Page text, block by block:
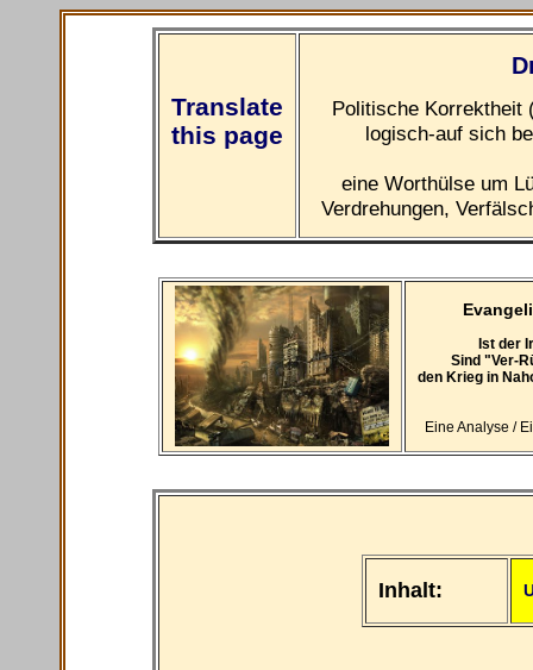
Translate
this page
Politische Korrektheit
logisch-auf sich
eine Worthülse um
Verdrehungen,
Ist der
Sind "Ver-
den Krieg in
Eine Analyse /
Inhalt: